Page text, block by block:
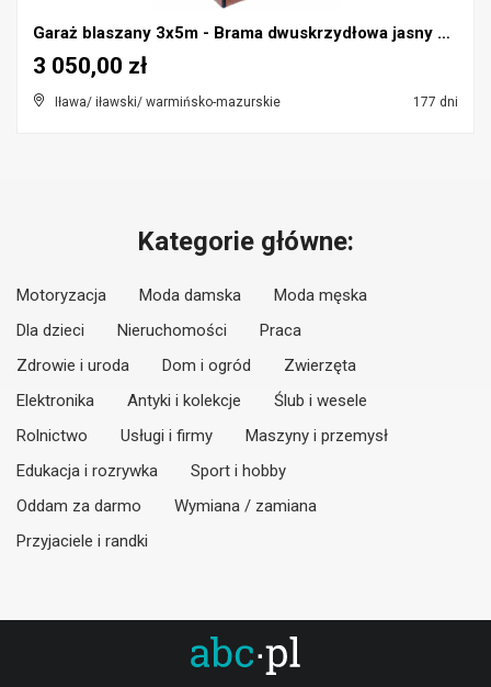
Garaż blaszany 3x5m - Brama dwuskrzydłowa jasny br...
Iława/ iławski/ warmińsko-mazurskie 177 dni
3 050,00 zł
Kategorie główne:
Motoryzacja Moda damska
Moda męska
Dla dzieci
Nieruchomości
Praca
Zdrowie i uroda
Dom i ogród
Zwierzęta
Elektronika
Antyki i kolekcje
Ślub i wesele
Rolnictwo
Usługi i firmy
Maszyny i przemysł
Edukacja i rozrywka
Sport i hobby
Oddam za darmo
Wymiana / zamiana
Przyjaciele i randki